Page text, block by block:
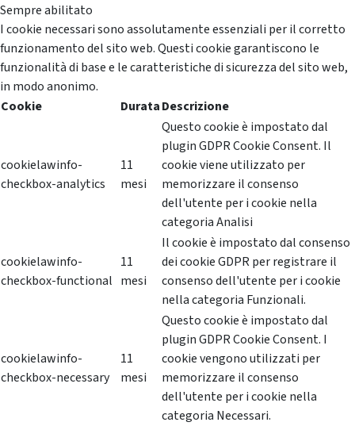
Sempre abilitato
I cookie necessari sono assolutamente essenziali per il corretto
funzionamento del sito web. Questi cookie garantiscono le
funzionalità di base e le caratteristiche di sicurezza del sito web,
in modo anonimo.
Cookie
DurataDescrizione
cookielawinfo-
checkbox-analytics
11
mesi
Questo cookie è impostato dal
plugin GDPR Cookie Consent. Il
cookie viene utilizzato per
memorizzare il consenso
dell'utente per i cookie nella
categoria Analisi
cookielawinfo-
checkbox-functional
11
mesi
Il cookie è impostato dal consenso
dei cookie GDPR per registrare il
consenso dell'utente per i cookie
nella categoria Funzionali.
cookielawinfo-
checkbox-necessary
11
mesi
Questo cookie è impostato dal
plugin GDPR Cookie Consent. I
cookie vengono utilizzati per
memorizzare il consenso
dell'utente per i cookie nella
categoria Necessari.